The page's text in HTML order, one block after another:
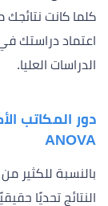
كلما كانت
اعتماد دراستك
الدراسات العليا.
دور المكاتب
ANOVA
بالنسبة للكثير